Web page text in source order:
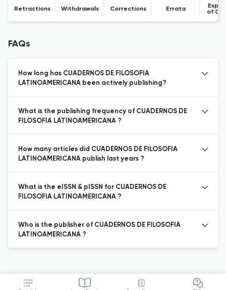
Retractions Withdrawals Corrections Errata
of
FAQs
How long has CUADERNOS DE FILOSOFIA
LATINOAMERICANA been actively publishing?
What is the publishing frequency of CUADERNOS DE
FILOSOFIA LATINOAMERICANA ?
How many articles did CUADERNOS DE FILOSOFIA
LATINOAMERICANA publish last years ?
What is the eISSN & pISSN for CUADERNOS DE
FILOSOFIA LATINOAMERICANA ?
Who is the publisher of CUADERNOS DE FILOSOFIA
LATINOAMERICANA ?